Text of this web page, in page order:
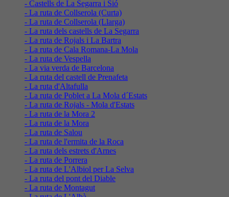
- Castells de La Segarra i Sió
- La ruta de Collserola (Curta)
- La ruta de Collserola (Llarga)
- La ruta dels castells de La Segarra
- La ruta de Rojals i La Bartra
- La ruta de Cala Romana-La Mola
- La ruta de Vespella
- La via verda de Barcelona
- La ruta del castell de Prenafeta
- La ruta d'Altafulla
- La ruta de Poblet a La Mola d´Estats
- La ruta de Rojals - Mola d'Estats
- La ruta de la Mora 2
- La ruta de la Mora
- La ruta de Salou
- La ruta de l'ermita de la Roca
- La ruta dels estrets d'Arnes
- La ruta de Porrera
- La ruta de L'Albiol per La Selva
- La ruta del pont del Diable
- La ruta de Montagut